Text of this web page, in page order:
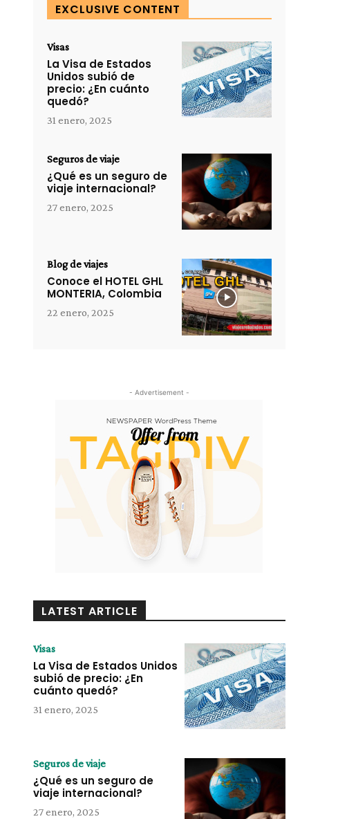
EXCLUSIVE CONTENT
Visas
La Visa de Estados
Unidos subió de
precio: ¿En cuánto
quedó?
31 enero, 2025
Seguros de viaje
¿Qué es un seguro de
viaje internacional?
27 enero, 2025
Blog de viajes
Conoce el HOTEL GHL
MONTERIA, Colombia
22 enero, 2025
- Advertisement -
LATEST ARTICLE
Visas
La Visa de Estados Unidos
subió de precio: ¿En
cuánto quedó?
31 enero, 2025
Seguros de viaje
¿Qué es un seguro de
viaje internacional?
27 enero, 2025